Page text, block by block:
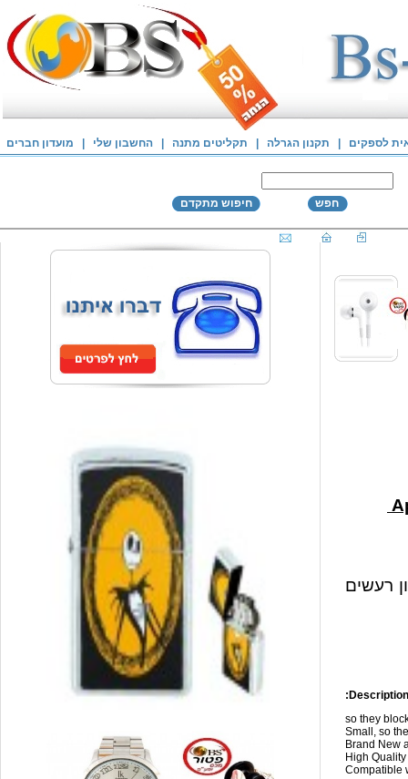
לספקים תקנון הגרלה תקליטים מתנה החשבון שלי מועדון חברים
חפש חיפוש מתקדם
רעשים
so they
Small, so
Brand New
High
Compatible